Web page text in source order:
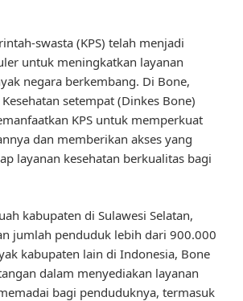
swasta (KPS) telah menjadi
untuk meningkatkan layanan
negara berkembang. Di Bone,
setempat (Dinkes Bone)
KPS untuk memperkuat
dan memberikan akses yang
layanan kesehatan berkualitas bagi
kabupaten di Sulawesi Selatan,
jumlah penduduk lebih dari 900.000
kabupaten lain di Indonesia, Bone
dalam menyediakan layanan
bagi penduduknya, termasuk